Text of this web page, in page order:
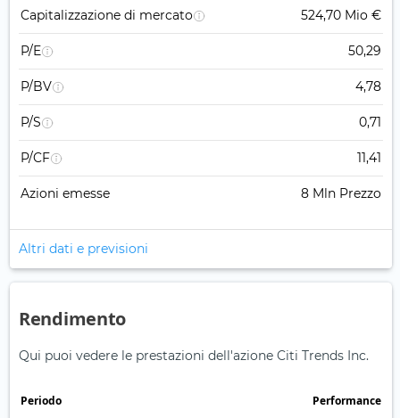
Capitalizzazione di mercato 524,70 Mio €
P/E 50,29
P/BV 4,78
P/S 0,71
P/CF 11,41
Azioni emesse 8 Mln Prezzo
Altri dati e previsioni
Rendimento
Qui puoi vedere le prestazioni dell'azione Citi Trends Inc.
Periodo Performance